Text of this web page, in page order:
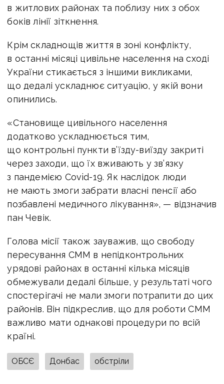
в житлових районах та поблизу них з обох
боків лінії зіткнення.
Крім складнощів життя в зоні конфлікту,
в останні місяці цивільне населення на сході
України стикається з іншими викликами,
що дедалі ускладнює ситуацію, у якій вони
опинились.
«Становище цивільного населення
додатково ускладнюється тим,
що контрольні пункти в’їзду-виїзду закриті
через заходи, що їх вживають у зв’язку
з пандемією Covid-19. Як наслідок люди
не мають змоги забрати власні пенсії або
позбавлені медичного лікування», — відзначив
пан Чевік.
Голова місії також зауважив, що свободу
пересування СММ в непідконтрольних
урядові районах в останні кілька місяців
обмежували дедалі більше, у результаті чого
спостерігачі не мали змоги потрапити до цих
районів. Він підкреслив, що для роботи СММ
важливо мати однакові процедури по всій
країні.
ОБСЄ Донбас обстріли